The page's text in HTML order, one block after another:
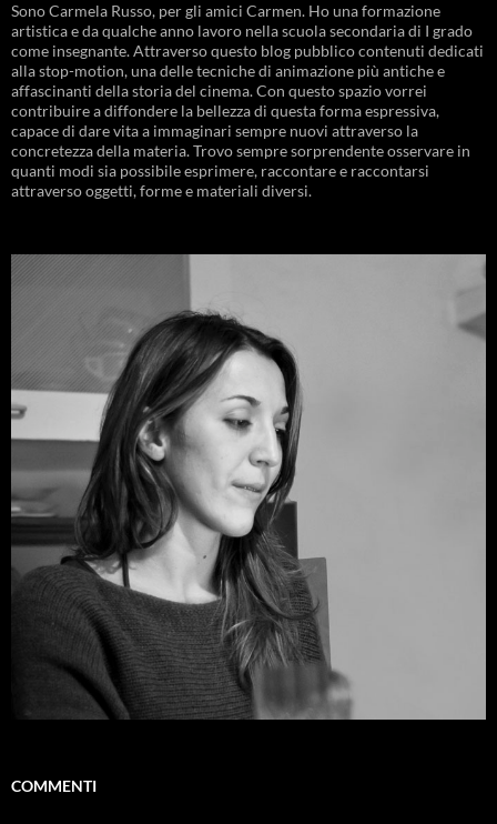
Sono Carmela Russo, per gli amici Carmen. Ho una formazione
artistica e da qualche anno lavoro nella scuola secondaria di I grado
come insegnante. Attraverso questo blog pubblico contenuti dedicati
alla stop-motion, una delle tecniche di animazione più antiche e
affascinanti della storia del cinema. Con questo spazio vorrei
contribuire a diffondere la bellezza di questa forma espressiva,
capace di dare vita a immaginari sempre nuovi attraverso la
concretezza della materia. Trovo sempre sorprendente osservare in
quanti modi sia possibile esprimere, raccontare e raccontarsi
attraverso oggetti, forme e materiali diversi.
COMMENTI